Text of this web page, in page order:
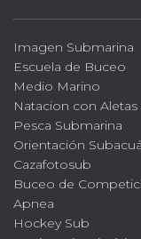
Imagen Submarina
Escuela de Buceo
Medio Marino
Natacion con Aletas
Pesca Submarina
Orientación
Cazafotosub
Buceo de
Apnea
Hockey Sub